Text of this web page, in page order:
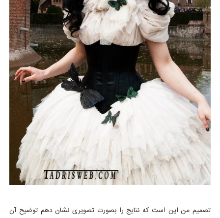
تصمیم من این است که نتایج را بصورت تصویری نشان دهم توضیح آن